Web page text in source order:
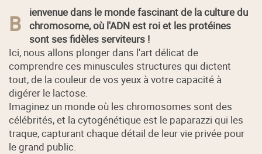
B
ienvenue dans le monde fascinant de la culture du
chromosome, où l'ADN est roi et les protéines
sont ses fidèles serviteurs !
Ici, nous allons plonger dans l'art délicat de
comprendre ces minuscules structures qui dictent
tout, de la couleur de vos yeux à votre capacité à
digérer le lactose.
Imaginez un monde où les chromosomes sont des
célébrités, et la cytogénétique est le paparazzi qui les
traque, capturant chaque détail de leur vie privée pour
le grand public.